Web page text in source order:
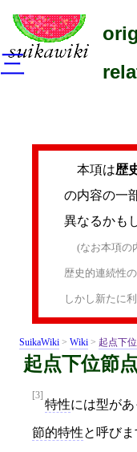
本項は歴
の内容の一
異なるかも
(なお本項の
歴史的連続性
しかし新たに
SuikaWiki > Wiki > 起点下
起点下位節
[3]
特性には型が
節的特性と呼び
三